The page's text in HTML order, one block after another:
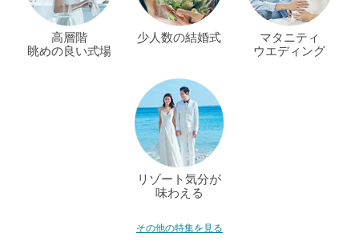
高層階
眺めの良い式場
少人数の結婚式
マタニティ
ウエディング
リゾート気分が
味わえる
その他の特集を見る